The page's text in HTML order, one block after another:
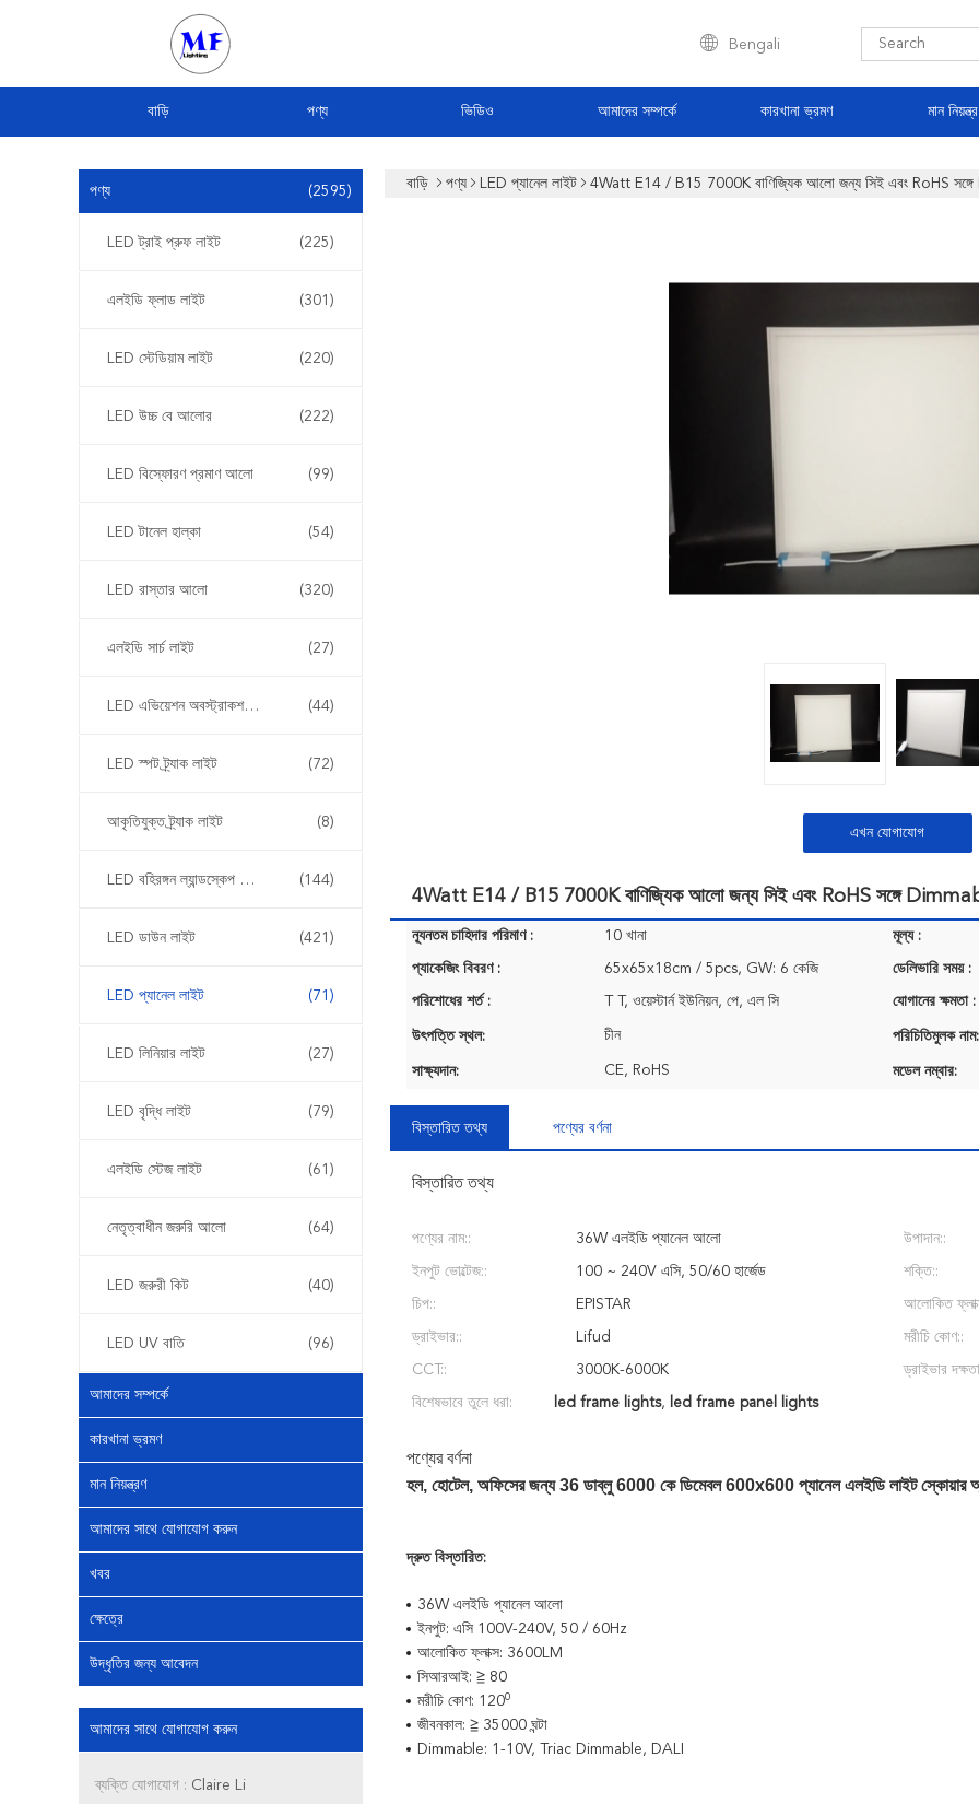
Bengali
বাড়ি পণ্য ভিডিও আমাদের সম্পর্কে কারখানা ভ্রমণ মান
পণ্য (2595)
LED ট্রাই প্রুফ লাইট (225)
এলইডি ফ্লাড লাইট (301)
LED স্টেডিয়াম লাইট (220)
LED উচ্চ বে আলোর (222)
LED বিস্ফোরণ প্রমাণ আলো (99)
LED টানেল হাল্কা (54)
LED রাস্তার আলো (320)
এলইডি সার্চ লাইট (27)
LED এভিয়েশন অবস্ট্রাকশন লাইট (44)
LED স্পট ট্র্যাক লাইট (72)
আকৃতিযুক্ত ট্র্যাক লাইট (8)
LED বহিরঙ্গন ল্যান্ডস্কেপ আলোর (144)
LED ডাউন লাইট (421)
LED প্যানেল লাইট (71)
LED লিনিয়ার লাইট (27)
LED বৃদ্ধি লাইট (79)
এলইডি স্টেজ লাইট (61)
নেতৃত্বাধীন জরুরি আলো (64)
LED জরুরী কিট (40)
LED UV বাতি (96)
আমাদের সম্পর্কে
কারখানা ভ্রমণ
মান নিয়ন্ত্রণ
আমাদের সাথে যোগাযোগ করুন
খবর
ক্ষেত্রে
উদ্ধৃতির জন্য আবেদন
আমাদের সাথে যোগাযোগ করুন
ব্যক্তি যোগাযোগ : Claire Li
বাড়ি পণ্য LED প্যানেল লাইট 4Watt E14 / B15 7000K বাণিজ্যিক আলো জন্য সিই এবং RoHS
এখন যোগাযোগ
4Watt E14 / B15 7000K বাণিজ্যিক আলো জন্য সিই এবং RoHS সঙ্গে
ন্যূনতম চাহিদার পরিমাণ : 10 খানা মূল্য :
প্যাকেজিং বিবরণ : 65x65x18cm / 5pcs, GW: 6 কেজি ডেলিভারি সময় :
পরিশোধের শর্ত : T T, ওয়েস্টার্ন ইউনিয়ন, পে, এল সি যোগানের ক্ষমতা :
উৎপত্তি স্থল: চীন পরিচিতিমুলক নাম:
সাক্ষ্যদান: CE, RoHS মডেল নম্বার:
বিস্তারিত তথ্য পণ্যের বর্ণনা
বিস্তারিত তথ্য
পণ্যের নাম:: 36W এলইডি প্যানেল আলো উপাদান::
ইনপুট ভোল্টেজ:: 100 ~ 240V এসি, 50/60 হার্জেড শক্তি::
চিপ:: EPISTAR আলোকিত
ড্রাইভার:: Lifud মরীচি কোণ::
CCT:: 3000K-6000K ড্রাইভার
বিশেষভাবে তুলে ধরা: led frame lights, led frame panel lights
পণ্যের বর্ণনা
হল, হোটেল, অফিসের জন্য 36 ডাব্লু 6000 কে ডিমেবল 600x600 প্যানেল এলইডি লাইট স্কোয়ার
দ্রুত বিস্তারিত:
36W এলইডি প্যানেল আলো
ইনপুট: এসি 100V-240V, 50 / 60Hz
আলোকিত ফ্লাক্স: 3600LM
সিআরআই: ≧ 80
মরীচি কোণ: 1200
জীবনকাল: ≧ 35000 ঘন্টা
Dimmable: 1-10V, Triac Dimmable, DALI